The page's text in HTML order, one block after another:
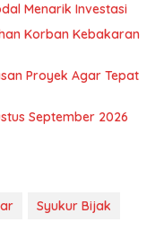
Menarik Investasi
Korban Kebakaran
Proyek Agar Tepat
September 2026
Syukur Bijak